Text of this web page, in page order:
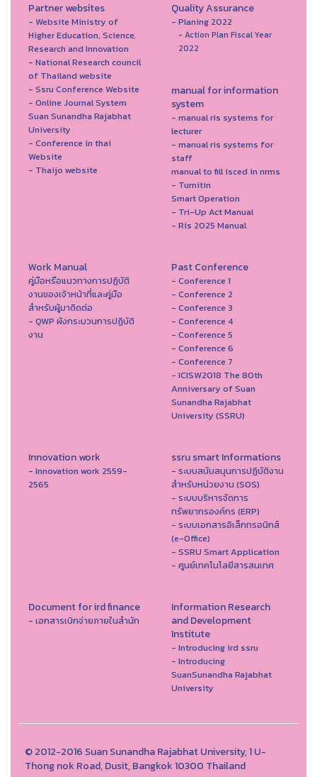
Partner websites
- Website Ministry of
Higher Education, Science,
Research and Innovation
- National Research council
of Thailand website
- Ssru Conference Website
- Online Journal System
Suan Sunandha Rajabhat
University
- Conference in thai
Website
- Thaijo website
Quality Assurance
- Planing 2022
- Action Plan Fiscal Year
2022
manual for information
system
- manual ris systems for
lecturer
- manual ris systems for
staff
manual to fill isced in nrms
- Turnitin
Smart Operation
- Tri-Up Act Manual
- Ris 2025 Manual
Work Manual
คู่มือหรือแนวทางการปฏิบัติ
งานของเจ้าหน้าที่และคู่มือ
สำหรับผู้มาติดต่อ
- QWP ผังกระบวนการปฏิบัติ
งาน
Past Conference
- Conference 1
- Conference 2
- Conference 3
- Conference 4
- Conference 5
- Conference 6
- Conference 7
- ICISW2018 The 80th
Anniversary of Suan
Sunandha Rajabhat
University (SSRU)
Innovation work
- Innovation work 2559-
2565
ssru smart Informations
- ระบบสนับสนุนการปฏิบัติงาน
สำหรับหน่วยงาน (SOS)
- ระบบบริหารจัดการ
ทรัพยากรองค์กร (ERP)
- ระบบเอกสารอิเล็กทรอนิกส์
(e-Office)
- SSRU Smart Application
- ศูนย์เทคโนโลยีสารสนเทศ
Document for ird finance
- เอกสารเบิกจ่ายภายในสำนัก
Information Research
and Development
Institute
- Introducing ird ssru
- Introducing
SuanSunandha Rajabhat
University
© 2012-2016 Suan Sunandha Rajabhat University, 1 U-
Thong nok Road, Dusit, Bangkok 10300 Thailand